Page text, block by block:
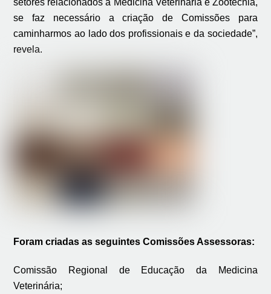
se faz necessário a criação de Comissões para
caminharmos ao lado dos profissionais e da sociedade”,
revela.
Foram criadas as seguintes Comissões Assessoras:
Comissão Regional de Educação da Medicina
Veterinária;